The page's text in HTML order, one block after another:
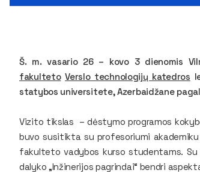
Š. m. vasario 26 – kovo 3 dienomis
fakulteto Verslo technologijų katedros
statybos universitete, Azerbaidžane
Vizito tikslas –dėstymo programos
buvo susitikta su profesoriumi
fakulteto vadybos kurso studentams.
dalyko „Inžinerijos pagrindai“ bendri